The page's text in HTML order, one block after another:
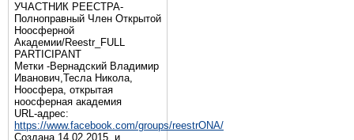
УЧАСТНИК РЕЕСТРА-
Полноправный Член Открытой
Ноосферной
Академии/Reestr_FULL
PARTICIPANT
Метки -Вернадский Владимир
Иванович,Тесла Никола,
Ноосфера, открытая
ноосферная академия
URL-адрес:
https://www.facebook.com/groups/reestrONA/
Создана 14.02.2015. и